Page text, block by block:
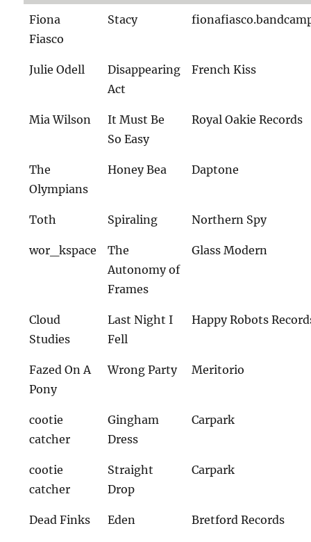
Fiona
Fiasco
Stacy
Julie Odell
Disappearing
Act
French Kiss
Mia Wilson
It Must Be
So Easy
Royal Oakie Records
The
Olympians
Honey Bea Daptone
Toth Spiraling Northern Spy
wor_kspace
The
Autonomy of
Frames
Glass Modern
Cloud
Studies
Last Night I
Fell
Happy Robots
Fazed On A
Pony
Wrong Party Meritorio
cootie
catcher
Gingham
Dress
Carpark
cootie
catcher
Straight
Drop
Carpark
Dead Finks Eden Bretford Records